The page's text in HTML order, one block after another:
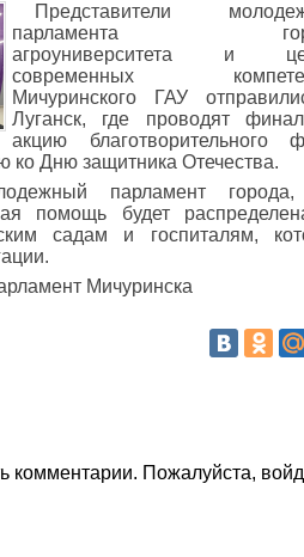
Представители
парламента
агроуниверситета и
современных
Мичуринского ГАУ
Луганск, где проводят
акцию благотворительного
ко Дню защитника Отечества.
парламент
помощь будет
садам и госпиталям,
Мичуринска
комментарии. Пожалуйста,